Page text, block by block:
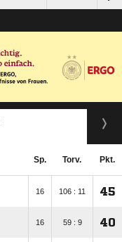
Sp. Torv. Pkt.
16 106 : 11 45
16 59 : 9 40